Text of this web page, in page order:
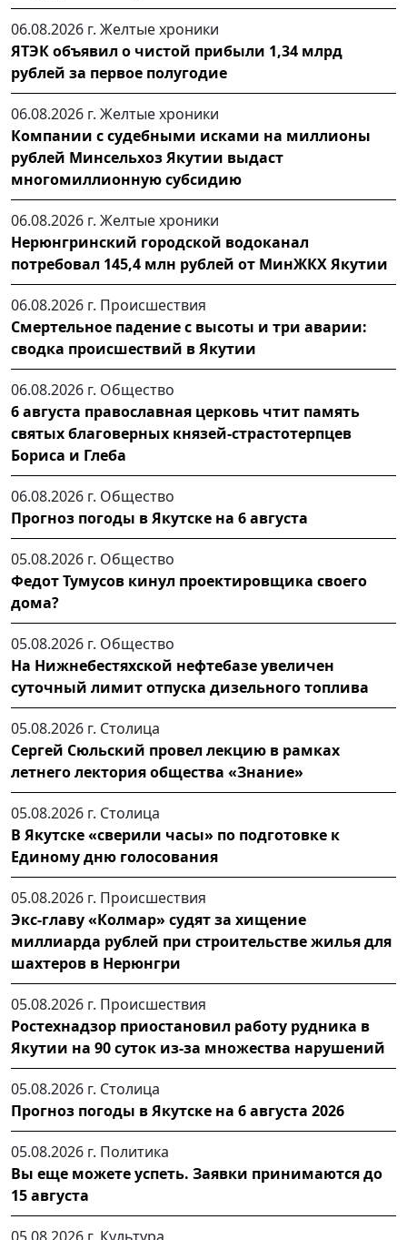
06.08.2026 г. Желтые хроники
ЯТЭК объявил о чистой прибыли 1,34 млрд
рублей за первое полугодие
06.08.2026 г. Желтые хроники
Компании с судебными исками на миллионы
рублей Минсельхоз Якутии выдаст
многомиллионную субсидию
06.08.2026 г. Желтые хроники
Нерюнгринский городской водоканал
потребовал 145,4 млн рублей от МинЖКХ Якутии
06.08.2026 г. Происшествия
Смертельное падение с высоты и три аварии:
сводка происшествий в Якутии
06.08.2026 г. Общество
6 августа православная церковь чтит память
святых благоверных князей-страстотерпцев
Бориса и Глеба
06.08.2026 г. Общество
Прогноз погоды в Якутске на 6 августа
05.08.2026 г. Общество
Федот Тумусов кинул проектировщика своего
дома?
05.08.2026 г. Общество
На Нижнебестяхской нефтебазе увеличен
суточный лимит отпуска дизельного топлива
05.08.2026 г. Столица
Сергей Сюльский провел лекцию в рамках
летнего лектория общества «Знание»
05.08.2026 г. Столица
В Якутске «сверили часы» по подготовке к
Единому дню голосования
05.08.2026 г. Происшествия
Экс-главу «Колмар» судят за хищение
миллиарда рублей при строительстве жилья для
шахтеров в Нерюнгри
05.08.2026 г. Происшествия
Ростехнадзор приостановил работу рудника в
Якутии на 90 суток из-за множества нарушений
05.08.2026 г. Столица
Прогноз погоды в Якутске на 6 августа 2026
05.08.2026 г. Политика
Вы еще можете успеть. Заявки принимаются до
15 августа